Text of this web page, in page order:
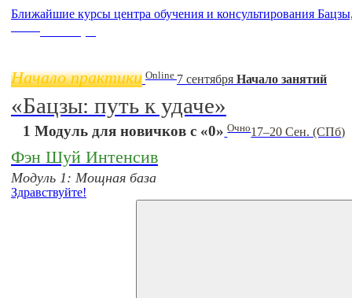
Ближайшие курсы центра обучения и консультирования
Начало практики Online 7 сентября Начало занятий
«Бацзы: путь к удаче»
1 Модуль для новичков с «0» Очно17–20 Сен. (СПб)
Фэн Шуй Интенсив
Модуль 1: Мощная база
Здравствуйте!